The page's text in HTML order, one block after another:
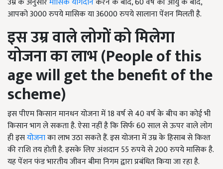
आपको 3000 रुपये मासिक या 36000 रुपये सालाना पेंशन मिलती है.
इस उम्र वाले लोगों को मिलेगा
योजना का लाभ(People of this
age will get the benefit of the
scheme)
इस पीएम किसान मानधन योजना में 18 वर्ष से 40 वर्ष के बीच का कोई भी
किसान भाग ले सकता है. ऐसा नहीं है कि सिर्फ 60 साल से ऊपर वाले लोग
ही इसयोजनाका लाभ उठा सकते हैं. इस योजना में उम्र के हिसाब से किश्त
की राशि तय होती है. इसके लिए अंशदान 55 रुपये से 200 रुपये मासिक है.
यह पेंशन फंड भारतीय जीवन बीमा निगम द्वारा प्रबंधित किया जा रहा है.